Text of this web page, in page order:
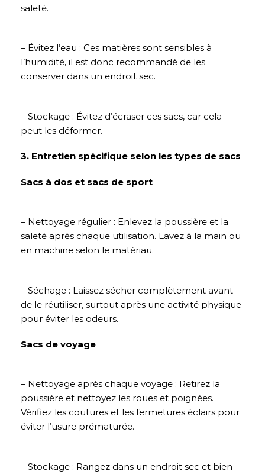
saleté.
– Évitez l’eau : Ces matières sont sensibles à
l’humidité, il est donc recommandé de les
conserver dans un endroit sec.
– Stockage : Évitez d’écraser ces sacs, car cela
peut les déformer.
3. Entretien spécifique selon les types de sacs
Sacs à dos et sacs de sport
– Nettoyage régulier : Enlevez la poussière et la
saleté après chaque utilisation. Lavez à la main ou
en machine selon le matériau.
– Séchage : Laissez sécher complètement avant
de le réutiliser, surtout après une activité physique
pour éviter les odeurs.
Sacs de voyage
– Nettoyage après chaque voyage : Retirez la
poussière et nettoyez les roues et poignées.
Vérifiez les coutures et les fermetures éclairs pour
éviter l’usure prématurée.
– Stockage : Rangez dans un endroit sec et bien